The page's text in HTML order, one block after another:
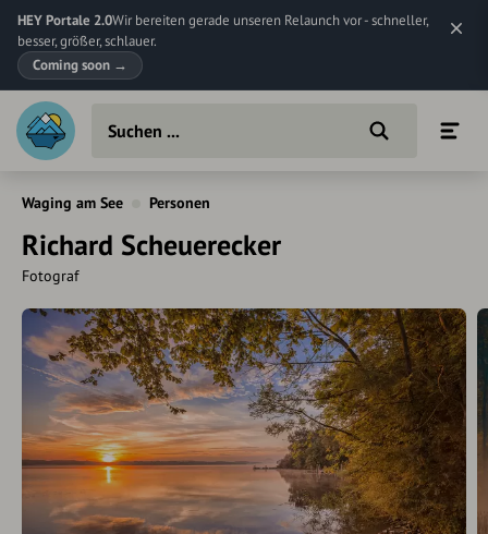
HEY Portale 2.0Wir bereiten gerade unseren Relaunch vor - schneller,
besser, größer, schlauer.
Coming soon →
Waging am See Personen
Richard Scheuerecker
Fotograf